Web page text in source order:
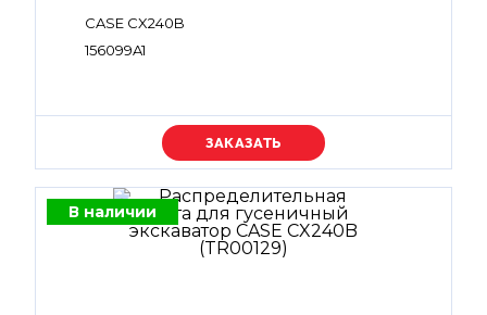
CASE CX240B
156099A1
Уточняйте цену
В наличии